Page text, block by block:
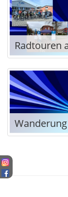
Radtouren